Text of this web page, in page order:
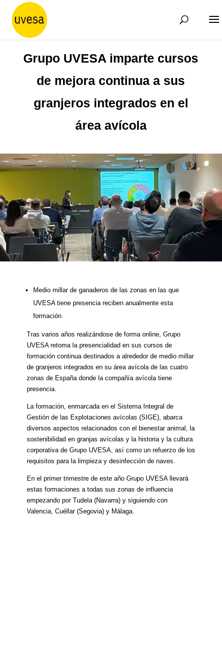
Grupo UVESA imparte cursos
de mejora continua a sus
granjeros integrados en el
área avícola
Medio millar de ganaderos de las zonas en las que
UVESA tiene presencia reciben anualmente esta
formación
Tras varios años realizándose de forma online, Grupo
UVESA retoma la presencialidad en sus cursos de
formación continua destinados a alrededor de medio millar
de granjeros integrados en su área avícola de las cuatro
zonas de España donde la compañía avícola tiene
presencia.
La formación, enmarcada en el Sistema Integral de
Gestión de las Explotaciones avícolas (SIGE), abarca
diversos aspectos relacionados con el bienestar animal, la
sostenibilidad en granjas avícolas y la historia y la cultura
corporativa de Grupo UVESA, así como un refuerzo de los
requisitos para la limpieza y desinfección de naves.
En el primer trimestre de este año Grupo UVESA llevará
estas formaciones a todas sus zonas de influencia
empezando por Tudela (Navarra) y siguiendo con
Valencia, Cuéllar (Segovia) y Málaga.